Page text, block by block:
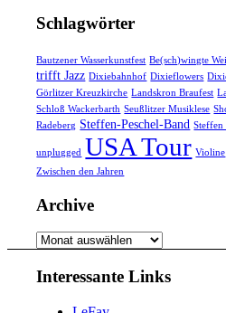
Schlagwörter
Bautzener Wasserkunstfest Be(sch)wingte
trifft Jazz Dixiebahnhof Dixieflowers
Görlitzer Kreuzkirche Landskron Braufest
Schloß Wackerbarth Seußlitzer Musiklese
Radeberg Steffen-Peschel-Band Steffen
unplugged USA Tour Violine
Zwischen den Jahren
Archive
Archive
Interessante Links